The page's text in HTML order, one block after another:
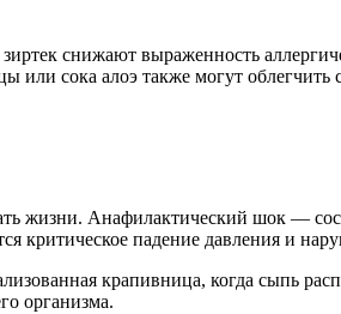
снижают выраженность
сока алоэ также могут
жизни. Анафилактический шок —
критическое падение давления и
крапивница, когда сыпь
организма.